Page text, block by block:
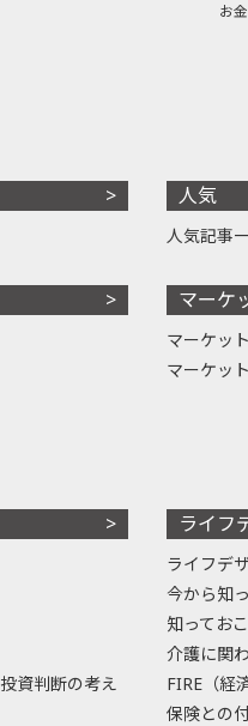
お
人気
人気記事
マーケ
マーケッ
マーケッ
資判断の考え
ライフ
ライフデ
今から知
知ってお
介護に関
FIRE（経
保険との